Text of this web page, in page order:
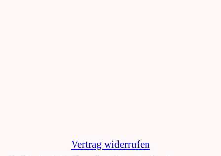
Vertrag widerrufen